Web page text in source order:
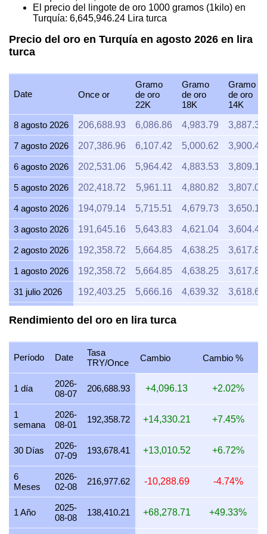
El precio del lingote de oro 1000 gramos (1kilo) en
Turquía: 6,645,946.24 Lira turca
Precio del oro en Turquía en agosto 2026 en lira
turca
Date Once or
Gramo
de oro
22K
Gramo
de oro
18K
Gramo
de oro
14K
8 agosto 2026
206,688.93 6,086.86 4,983.79 3,887.35
7 agosto 2026 207,386.96 6,107.42 5,000.62 3,900.48
6 agosto 2026 202,531.06 5,964.42 4,883.53 3,809.15
5 agosto 2026 202,418.72 5,961.11 4,880.82 3,807.04
4 agosto 2026 194,079.14 5,715.51 4,679.73 3,650.19
3 agosto 2026 191,645.16 5,643.83 4,621.04 3,604.41
2 agosto 2026 192,358.72 5,664.85 4,638.25 3,617.83
1 agosto 2026 192,358.72 5,664.85 4,638.25 3,617.83
31 julio 2026 192,403.25 5,666.16 4,639.32 3,618.67
28 julio 2026 191,024.60 5,625.56 4,606.08 3,592.74
27 julio 2026 193,259.59 5,691.38 4,659.97 3,634.78
26 julio 2026 191,670.04 5,644.57
25 julio 2026 191,670.04 5,644.57 4,621.64 3,604.88
24 julio 2026 192,458.55
23 julio 2026
22 julio 2026 195,885.07 5,768.70 4,723.28 3,684.16
21 julio 2026 191,851.22
20 julio 2026
Rendimiento del oro en lira turca
Período Date
Tasa
TRY/Once
Cambio Cambio %
1 día
2026-
08-07
206,688.93 +4,096.13 +2.02%
1
semana
2026-
08-01
192,358.72 +14,330.21 +7.45%
30 Días
2026-
07-09
193,678.41 +13,010.52 +6.72%
6
Meses
2026-
02-08
216,977.62 -10,288.69 -4.74%
1 Año
2025-
08-08
138,410.21 +68,278.71 +49.33%